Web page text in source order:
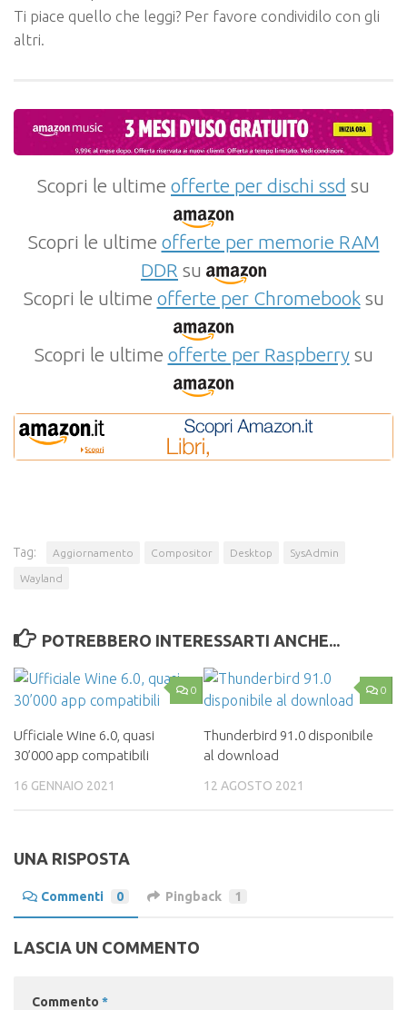
Ti piace quello che leggi? Per favore condividilo con gli
altri.
Scopri le ultime offerte per dischi ssd su
Scopri le ultime offerte per memorie RAM
DDR su
Scopri le ultime offerte per Chromebooksu
Scopri le ultime offerte per Raspberrysu
Tag: Aggiornamento Compositor Desktop SysAdmin
Wayland
POTREBBERO INTERESSARTI ANCHE...
0
Ufficiale Wine 6.0, quasi
30’000 app compatibili
16 GENNAIO 2021
0
Thunderbird 91.0 disponibile
al download
12 AGOSTO 2021
UNA RISPOSTA
Commenti 0 Pingback 1
LASCIA UN COMMENTO
Commento *